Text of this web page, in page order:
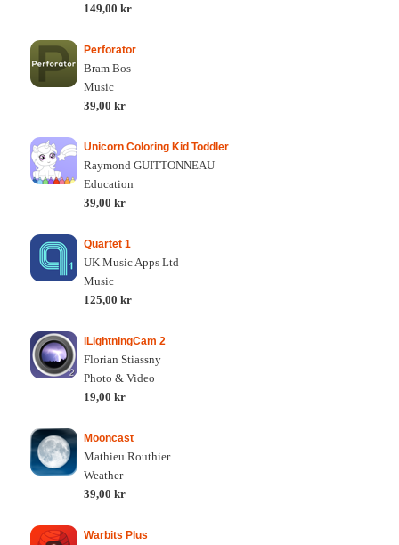
149,00 kr
Perforator
Bram Bos
Music
39,00 kr
Unicorn Coloring Kid Toddler
Raymond GUITTONNEAU
Education
39,00 kr
Quartet 1
UK Music Apps Ltd
Music
125,00 kr
iLightningCam 2
Florian Stiassny
Photo & Video
19,00 kr
Mooncast
Mathieu Routhier
Weather
39,00 kr
Warbits Plus